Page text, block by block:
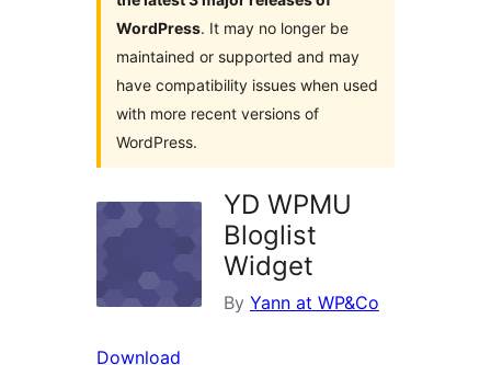
WordPress. It may no longer be
maintained or supported and may
have compatibility issues when used
with more recent versions of
WordPress.
YD WPMU
Bloglist
Widget
By Yann at WP&Co
Download